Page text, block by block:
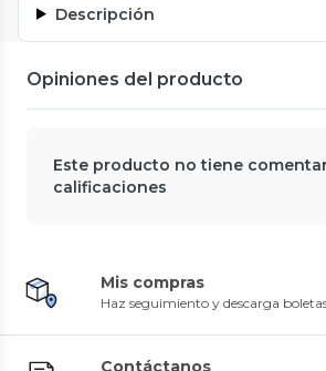
Descripción
Opiniones del producto
Este producto no tiene
calificaciones
Mis compras
Haz seguimiento y descarga
Contáctanos